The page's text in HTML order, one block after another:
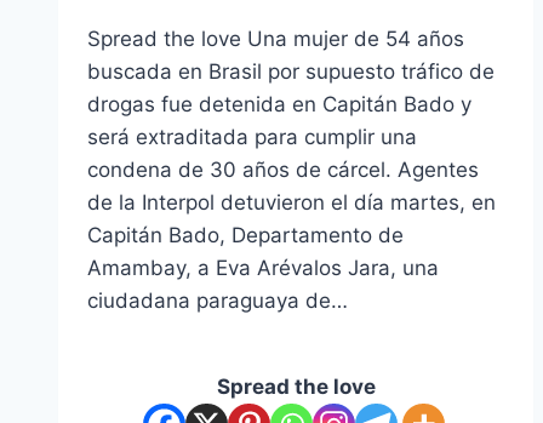
Spread the love Una mujer de 54 años
buscada en Brasil por supuesto tráfico de
drogas fue detenida en Capitán Bado y
será extraditada para cumplir una
condena de 30 años de cárcel. Agentes
de la Interpol detuvieron el día martes, en
Capitán Bado, Departamento de
Amambay, a Eva Arévalos Jara, una
ciudadana paraguaya de…
Spread the love